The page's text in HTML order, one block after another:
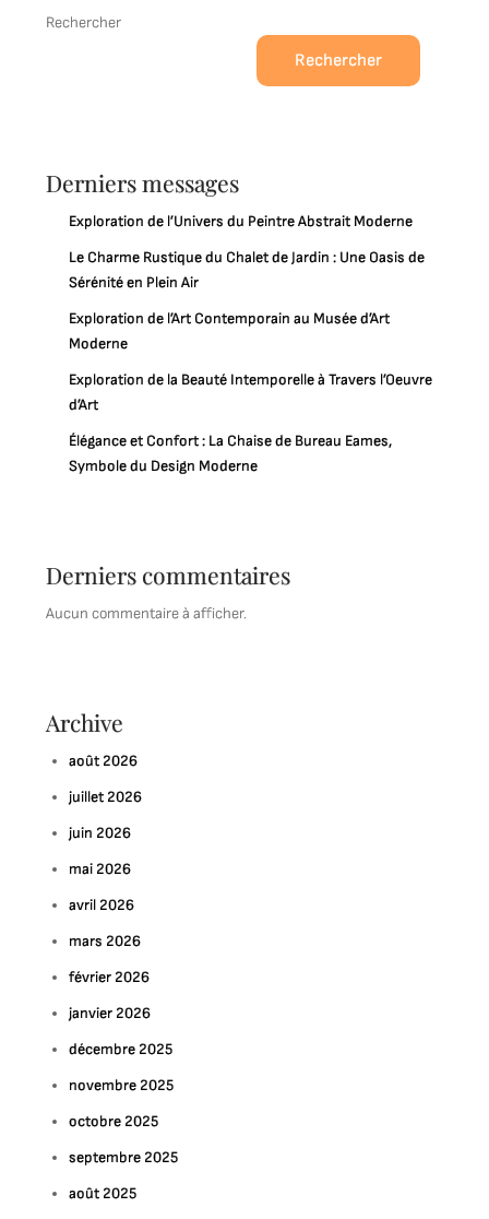
Rechercher
Rechercher
Derniers messages
Exploration de l’Univers du Peintre Abstrait Moderne
Le Charme Rustique du Chalet de Jardin : Une Oasis de
Sérénité en Plein Air
Exploration de l’Art Contemporain au Musée d’Art
Moderne
Exploration de la Beauté Intemporelle à Travers l’Oeuvre
d’Art
Élégance et Confort : La Chaise de Bureau Eames,
Symbole du Design Moderne
Derniers commentaires
Aucun commentaire à afficher.
Archive
août 2026
juillet 2026
juin 2026
mai 2026
avril 2026
mars 2026
février 2026
janvier 2026
décembre 2025
novembre 2025
octobre 2025
septembre 2025
août 2025